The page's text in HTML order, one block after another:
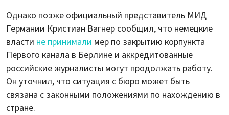
Однако позже официальный представитель МИД
Германии Кристиан Вагнер сообщил, что немецкие
власти не принимали мер по закрытию корпункта
Первого канала в Берлине и аккредитованные
российские журналисты могут продолжать работу.
Он уточнил, что ситуация с бюро может быть
связана с законными положениями по нахождению в
стране.